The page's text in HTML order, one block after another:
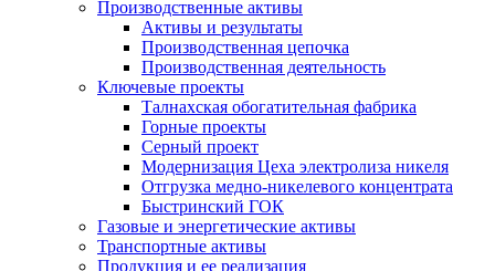
Производственные активы
Активы и результаты
Производственная цепочка
Производственная деятельность
Ключевые проекты
Талнахская обогатительная фабрика
Горные проекты
Серный проект
Модернизация Цеха электролиза никеля
Отгрузка медно-никелевого концентрата
Быстринский ГОК
Газовые и энергетические активы
Транспортные активы
Продукция и ее реализация